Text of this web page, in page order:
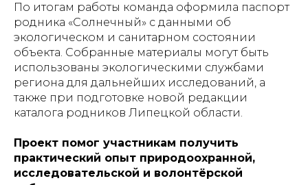
По итогам работы команда оформила паспорт
родника «Солнечный» с данными об
экологическом и санитарном состоянии
объекта. Собранные материалы могут быть
использованы экологическими службами
региона для дальнейших исследований, а
также при подготовке новой редакции
каталога родников Липецкой области.
Проект помог участникам получить
практический опыт природоохранной,
исследовательской и волонтёрской